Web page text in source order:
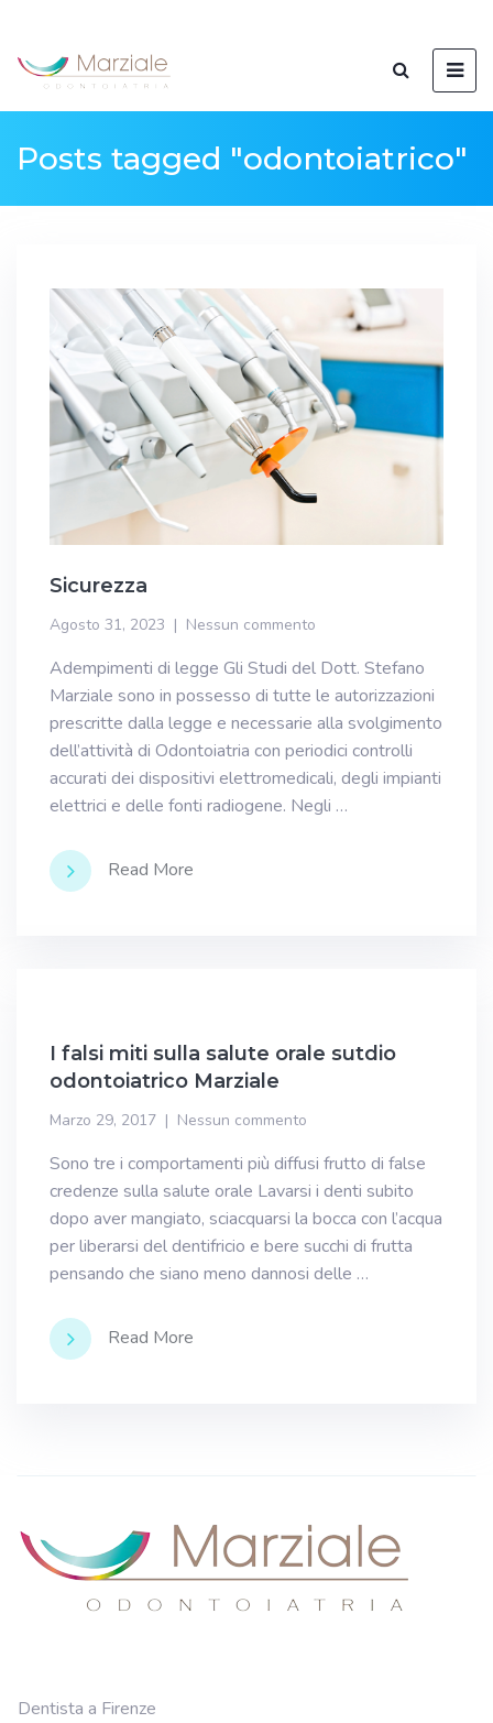
Posts tagged "odontoiatrico"
Sicurezza
Agosto 31, 2023 Nessun commento
Adempimenti di legge Gli Studi del Dott. Stefano
Marziale sono in possesso di tutte le autorizzazioni
prescritte dalla legge e necessarie alla svolgimento
dell’attività di Odontoiatria con periodici controlli
accurati dei dispositivi elettromedicali, degli impianti
elettrici e delle fonti radiogene. Negli …
Read More
I falsi miti sulla salute orale sutdio
odontoiatrico Marziale
Marzo 29, 2017 Nessun commento
Sono tre i comportamenti più diffusi frutto di false
credenze sulla salute orale Lavarsi i denti subito
dopo aver mangiato, sciacquarsi la bocca con l’acqua
per liberarsi del dentifricio e bere succhi di frutta
pensando che siano meno dannosi delle …
Read More
Dentista a Firenze